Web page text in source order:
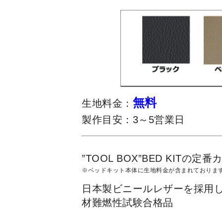
生地料金： 無料
製作目安：3～5営業日
”TOOL BOX”BED KITの定番
※ベッドキット本体に生地料金が含まれておりま
日本製ビニールレザーを採用
材難燃性試験合格品